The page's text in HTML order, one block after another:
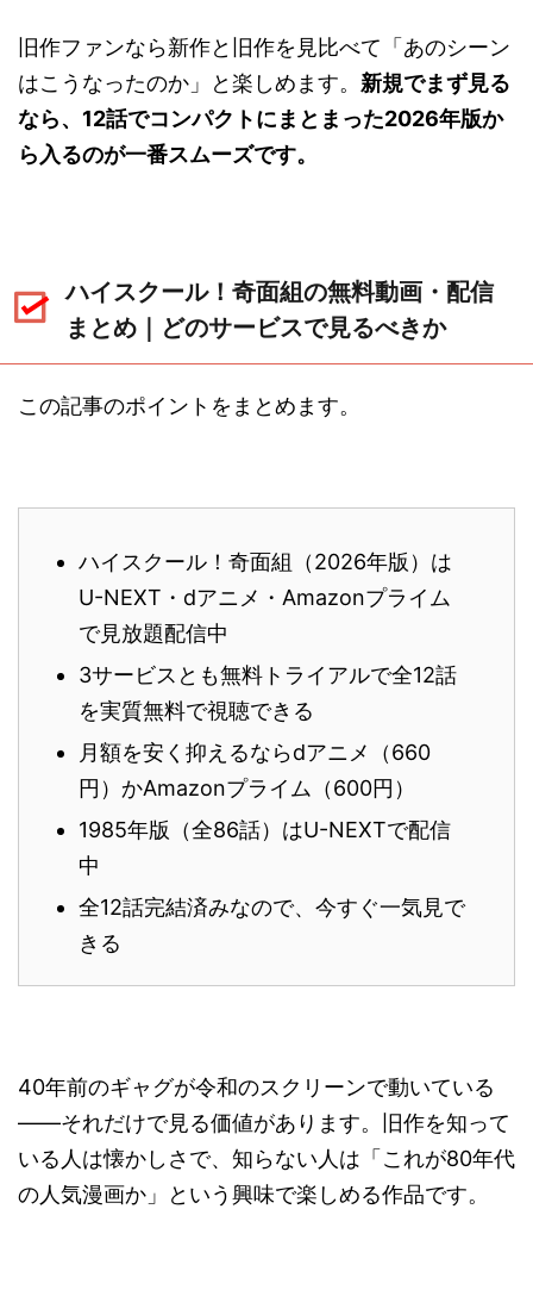
旧作ファンなら新作と旧作を見比べて「あのシーン
はこうなったのか」と楽しめます。 新規でまず見る
なら、12話でコンパクトにまとまった2026年版か
ら入るのが一番スムーズです。
ハイスクール！奇面組の無料動画・配信
まとめ｜どのサービスで見るべきか
この記事のポイントをまとめます。
ハイスクール！奇面組（2026年版）は
U-NEXT・dアニメ・Amazonプライム
で見放題配信中
3サービスとも無料トライアルで全12話
を実質無料で視聴できる
月額を安く抑えるならdアニメ（660
円）かAmazonプライム（600円）
1985年版（全86話）はU-NEXTで配信
中
全12話完結済みなので、今すぐ一気見で
きる
40年前のギャグが令和のスクリーンで動いている
——それだけで見る価値があります。旧作を知って
いる人は懐かしさで、知らない人は「これが80年代
の人気漫画か」という興味で楽しめる作品です。